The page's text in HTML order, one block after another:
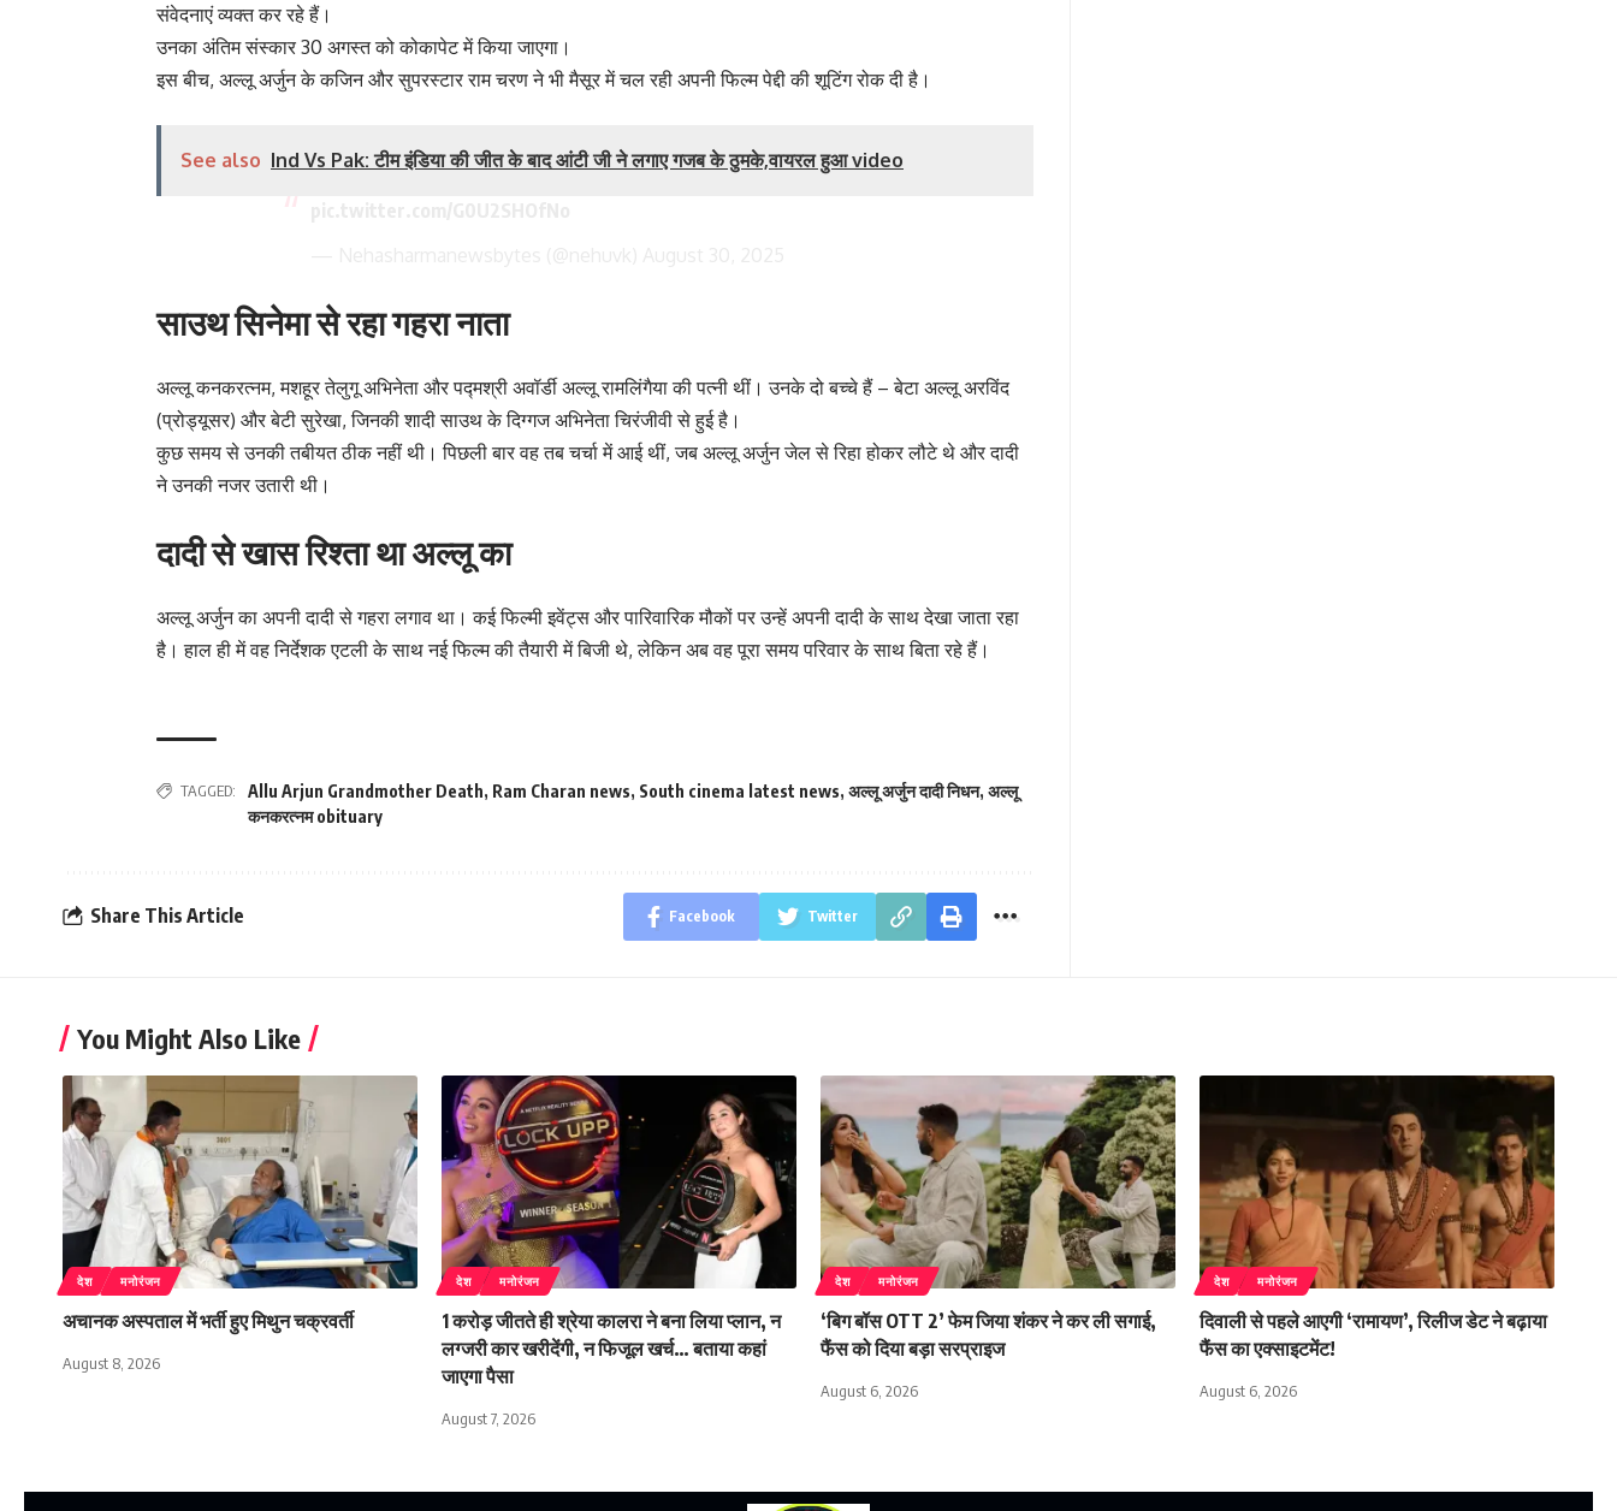
संवेदनाएं व्यक्त कर रहे हैं।
उनका अंतिम संस्कार 30 अगस्त को कोकापेट में किया जाएगा।
इस बीच, अल्लू अर्जुन के कजिन और सुपरस्टार राम चरण ने भी मैसूर में चल रही अपनी फिल्म पेद्दी की शूटिंग रोक दी है।
See also Ind Vs Pak: टीम इंडिया की जीत के बाद आंटी जी ने लगाए गजब के ठुमके,वायरल हुआ video
साउथ सिनेमा से रहा गहरा नाता
अल्लू कनकरत्नम, मशहूर तेलुगू अभिनेता और पद्मश्री अवॉर्डी अल्लू रामलिंगैया की पत्नी थीं। उनके दो बच्चे हैं – बेटा अल्लू अरविंद
(प्रोड्यूसर) और बेटी सुरेखा, जिनकी शादी साउथ के दिग्गज अभिनेता चिरंजीवी से हुई है।
कुछ समय से उनकी तबीयत ठीक नहीं थी। पिछली बार वह तब चर्चा में आई थीं, जब अल्लू अर्जुन जेल से रिहा होकर लौटे थे और दादी
ने उनकी नजर उतारी थी।
दादी से खास रिश्ता था अल्लू का
अल्लू अर्जुन का अपनी दादी से गहरा लगाव था। कई फिल्मी इवेंट्स और पारिवारिक मौकों पर उन्हें अपनी दादी के साथ देखा जाता रहा
है। हाल ही में वह निर्देशक एटली के साथ नई फिल्म की तैयारी में बिजी थे, लेकिन अब वह पूरा समय परिवार के साथ बिता रहे हैं।
TAGGED: Allu Arjun Grandmother Death, Ram Charan news, South cinema latest news, अल्लू अर्जुन दादी निधन, अल्लू
कनकरत्नम obituary
Share This Article Facebook Twitter
You Might Also Like
देश मनोरंजन
अचानक अस्पताल में भर्ती हुए मिथुन चक्रवर्ती
August 8, 2026
देश मनोरंजन
1 करोड़ जीतते ही श्रेया कालरा ने बना लिया प्लान, न
लग्जरी कार खरीदेंगी, न फिजूल खर्च… बताया कहां
जाएगा पैसा
August 7, 2026
देश मनोरंजन
‘बिग बॉस OTT 2’ फेम जिया शंकर ने कर ली सगाई,
फैंस को दिया बड़ा सरप्राइज
August 6, 2026
देश मनोरंजन
दिवाली से पहले आएगी ‘रामायण’, रिलीज डेट ने बढ़ाया
फैंस का एक्साइटमेंट!
August 6, 2026